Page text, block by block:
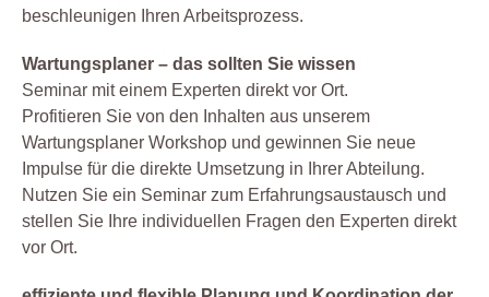
beschleunigen Ihren Arbeitsprozess.
Wartungsplaner – das sollten Sie wissen
Seminar mit einem Experten direkt vor Ort.
Profitieren Sie von den Inhalten aus unserem
Wartungsplaner Workshop und gewinnen Sie neue
Impulse für die direkte Umsetzung in Ihrer Abteilung.
Nutzen Sie ein Seminar zum Erfahrungsaustausch und
stellen Sie Ihre individuellen Fragen den Experten direkt
vor Ort.